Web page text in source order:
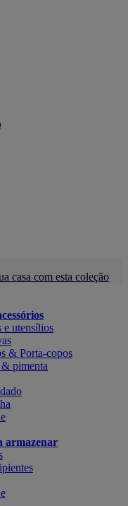
casa com esta coleção
e utensílios
& Porta-copos
pimenta
armazenar